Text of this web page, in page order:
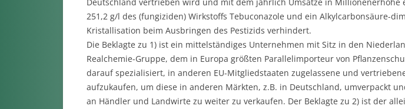
251,2 g/l des (fungiziden) Wirkstoffs Tebuconazole und ein Alkylcarbonsäure-
Kristallisation beim Ausbringen des Pestizids verhindert.
Die Beklagte zu 1) ist ein mittelständiges Unternehmen mit Sitz in den
Realchemie-Gruppe, dem in Europa größten Parallelimporteur von
darauf spezialisiert, in anderen EU-Mitgliedstaaten zugelassene und
aufzukaufen, um diese in anderen Märkten, z.B. in Deutschland, umverpackt
an Händler und Landwirte zu weiter zu verkaufen. Der Beklagte zu 2) ist der